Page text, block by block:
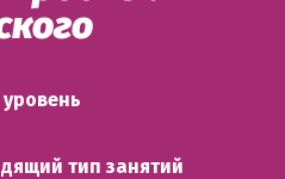
тип занятий